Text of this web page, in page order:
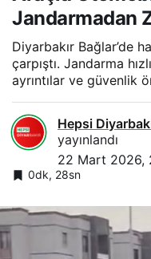
Jandarmadan
Diyarbakır Bağlar’de
çarpıştı. Jandarma
ayrıntılar ve güvenlik
Hepsi
yayınlandı
22 Mart 2026,
0dk, 28sn